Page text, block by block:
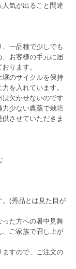
気が出ること間違
一品種で少しでも
お客様の手元に届
ります。
壌のサイクルを保持
を入れています。
欠かせないのです
少ない農薬で栽培
させていただきま
。(秀品とは見た目が
った方への暑中見舞
ご家族で召し上が
すので、ご注文の